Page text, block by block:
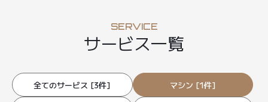
SERVICE
サービス一覧
全てのサービス [3件] マシン [1件]